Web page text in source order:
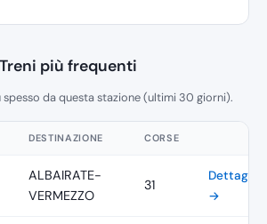
Treni più frequenti
da questa stazione (ultimi 30 giorni).
DESTINAZIONE CORSE
ALBAIRATE-
VERMEZZO
31
Dettagli
→